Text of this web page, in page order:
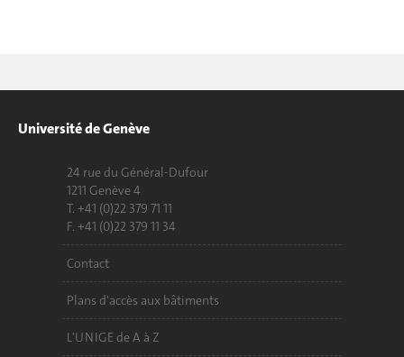
Université de Genève
24 rue du Général-Dufour
1211 Genève 4
T. +41 (0)22 379 71 11
F. +41 (0)22 379 11 34
Contact
Plans d'accès aux bâtiments
L'UNIGE de A à Z